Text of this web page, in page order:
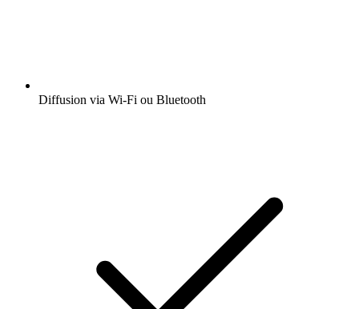
Diffusion via Wi-Fi ou Bluetooth